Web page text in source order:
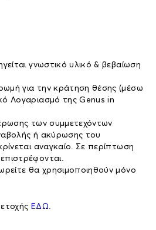
γνωστικό υλικό & βεβαίωση
για την κράτηση θέσης (μέσω
Λογαριασμό της Genus in
των συμμετεχόντων
ή ακύρωσης του
αναγκαίο. Σε περίπτωση
θα χρησιμοποιηθούν μόνο
ΕΔΩ